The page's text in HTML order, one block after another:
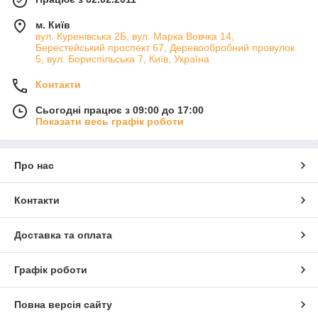
душової кабіни і душового піддону, льохи і саузла перед
монтажем облицювальної плитки
каменю
Бауміт
Sika
м. Київ
вул. Куренівська 2Б, вул. Марка Вовчка 14,
Берестейський проспект 67, Деревообробний провулок
5, вул. Бориспільська 7, Київ, Україна
Контакти
Сьогодні працює з 09:00 до 17:00
Показати весь графік роботи
Про нас
Контакти
Доставка та оплата
Графік роботи
Повна версія сайту